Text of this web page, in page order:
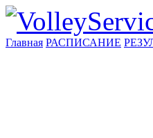
Главная РАСПИСАНИЕ